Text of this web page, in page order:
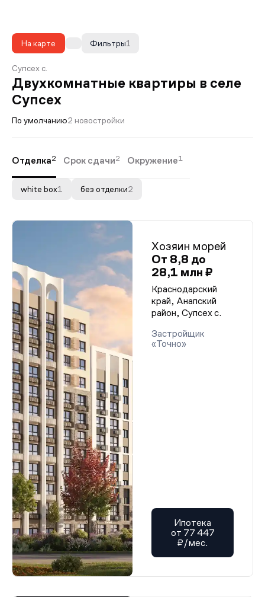
На карте 1
Фильтры
Супсех с.
Двухкомнатные квартиры в селе
Супсех
По умолчанию2 новостройки
Отделка2 Срок сдачи2 Окружение1
white box1 без отделки2
Хозяин морей
От 8,8 до
28,1 млн ₽
Краснодарский
край, Анапский
район, Супсех с.
Застройщик
«Точно»
Ипотека
от 77 447
₽/мес.